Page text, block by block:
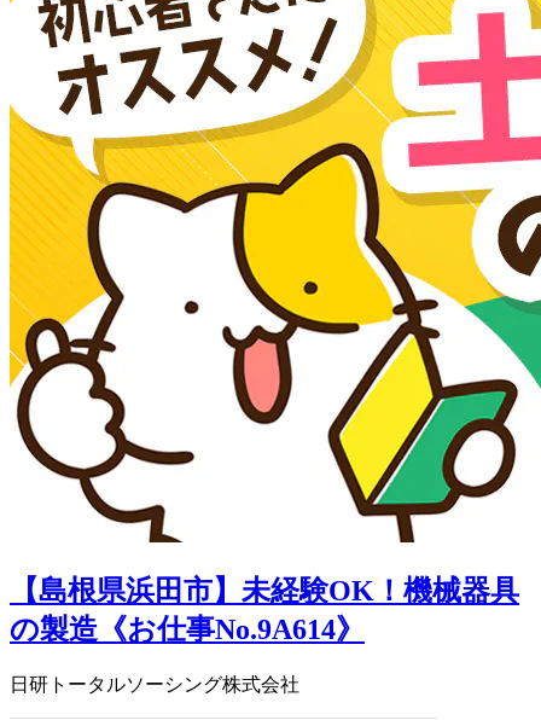
【島根県浜田市】未経験OK！機械器具
の製造《お仕事No.9A614》
日研トータルソーシング株式会社